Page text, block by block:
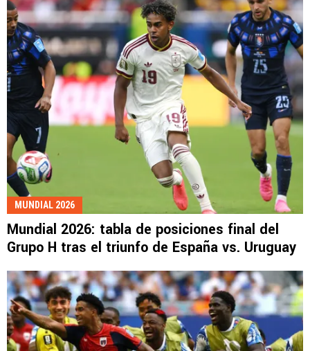
MUNDIAL 2026
Mundial 2026: tabla de posiciones final del
Grupo H tras el triunfo de España vs. Uruguay